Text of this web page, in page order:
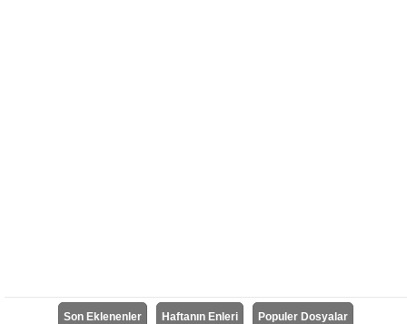
Son Eklenenler Haftanın Enleri Populer Dosyalar